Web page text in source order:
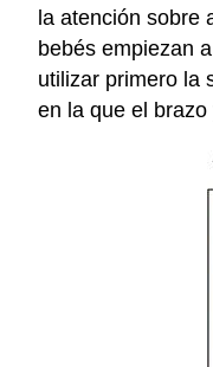
la atención sobre
bebés empiezan
utilizar primero la
en la que el